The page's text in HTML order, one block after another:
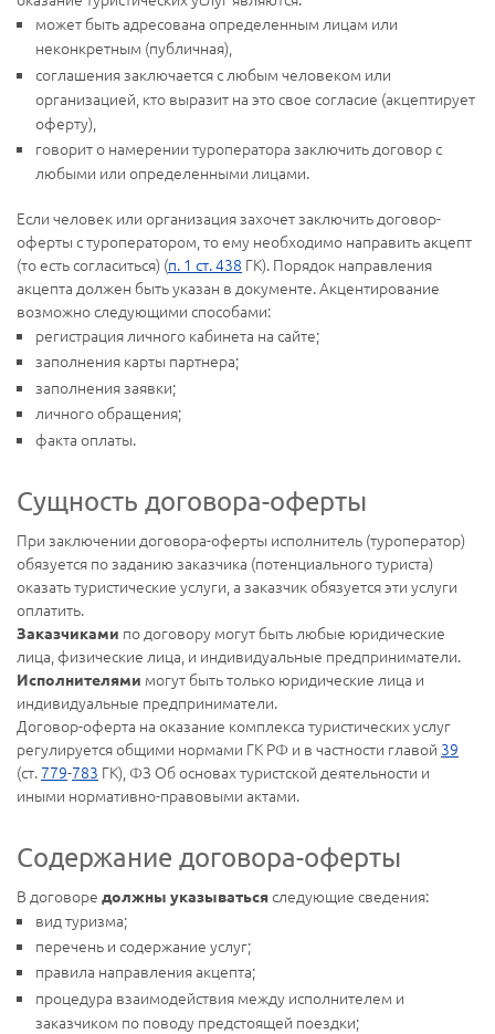
может быть адресована определенным лицам или
неконкретным (публичная),
соглашения заключается с любым человеком или
организацией, кто выразит на это свое согласие (акцептирует
оферту),
говорит о намерении туроператора заключить договор с
любыми или определенными лицами.
Если человек или организация захочет заключить договор-
оферты с туроператором, то ему необходимо направить акцепт
(то есть согласиться) (п. 1 ст. 438 ГК). Порядок направления
акцепта должен быть указан в документе. Акцентирование
возможно следующими способами:
регистрация личного кабинета на сайте;
заполнения карты партнера;
заполнения заявки;
личного обращения;
факта оплаты.
Сущность договора-оферты
При заключении договора-оферты исполнитель (туроператор)
обязуется по заданию заказчика (потенциального туриста)
оказать туристические услуги, а заказчик обязуется эти услуги
оплатить.
Заказчиками по договору могут быть любые юридические
лица, физические лица, и индивидуальные предприниматели.
Исполнителями могут быть только юридические лица и
индивидуальные предприниматели.
Договор-оферта на оказание комплекса туристических услуг
регулируется общими нормами ГК РФ и в частности главой 39
(ст. 779-783 ГК), ФЗ Об основах туристской деятельности и
иными нормативно-правовыми актами.
Содержание договора-оферты
В договоре должны указыватьсяследующие сведения:
вид туризма;
перечень и содержание услуг;
правила направления акцепта;
процедура взаимодействия между исполнителем и
заказчиком по поводу предстоящей поездки;